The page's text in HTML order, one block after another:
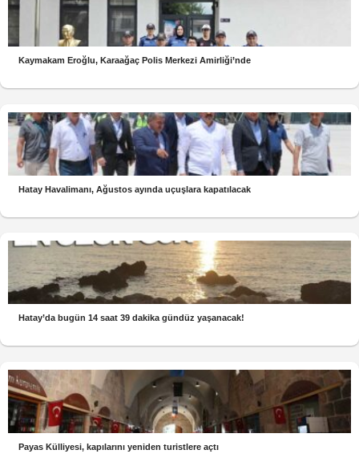
Kaymakam Eroğlu, Karaağaç Polis Merkezi Amirliği’nde
Hatay Havalimanı, Ağustos ayında uçuşlara kapatılacak
Hatay’da bugün 14 saat 39 dakika gündüz yaşanacak!
Payas Külliyesi, kapılarını yeniden turistlere açtı